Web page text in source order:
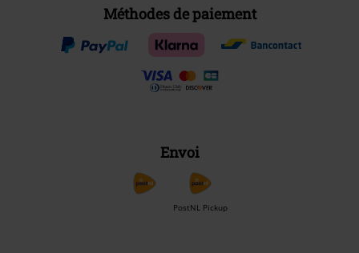
Méthodes de paiement
Envoi
PostNL Pickup